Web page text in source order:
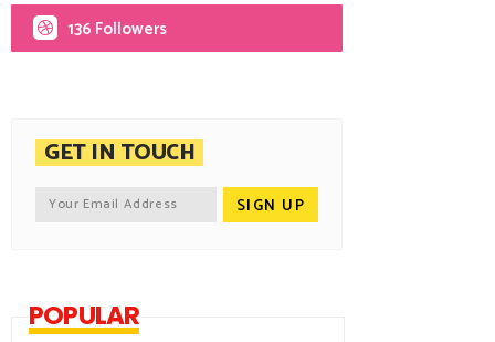
136 Followers
GET IN TOUCH
POPULAR